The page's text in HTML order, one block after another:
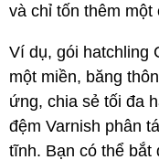
và chỉ tốn thêm một
Ví dụ, gói hatchling
một miền, băng
ứng, chia sẻ tối đa
đệm Varnish phân
tĩnh. Bạn có thể bắt